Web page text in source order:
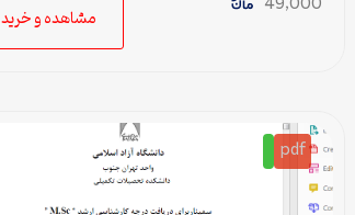
مشاهده و خرید
pdf